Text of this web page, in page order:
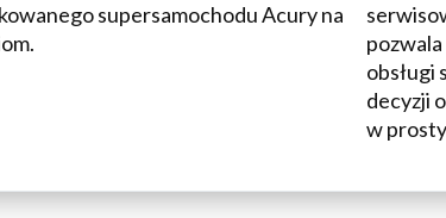
supersamochodu Acury na
obsługi
decyzji
w